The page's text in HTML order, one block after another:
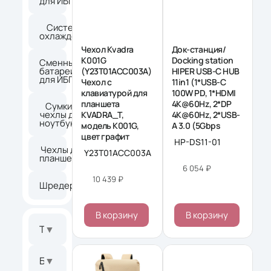
Системы
охлаждения
Сменные
батареи
для ИБП
185
Сумки и
чехлы для
ноутбуков
4
Чехлы для
планшетов2
Шредеры
Тип товара
▼
Бренд
▼
Чехол Kvadra
K001G
(Y23T01ACC003A)
Чехол с
клавиатурой для
планшета
KVADRA_T,
модель K001G,
цвет графит
Y23T01ACC003A
10 439 ₽
В корзину
Док-станция/
Docking station
HIPER USB-C HUB
11in1 (1*USB-C
100W PD, 1*HDMI
4K@60Hz, 2*DP
4K@60Hz, 2*USB-
A 3.0 (5Gbps
HP-DS11-01
6 054 ₽
В корзину